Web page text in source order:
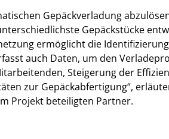
Gepäckverladung
Gepäckstücke
ermöglicht die
auch Daten, um den
Steigerung der
zur Gepäckabfertigung“,
Projekt beteiligten Partner.